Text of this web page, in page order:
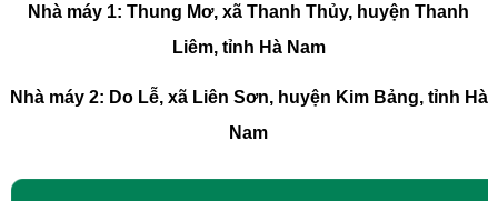
Nhà máy 1: Thung Mơ, xã Thanh Thủy, huyện Thanh
Liêm, tỉnh Hà Nam
Nhà máy 2: Do Lễ, xã Liên Sơn, huyện Kim Bảng, tỉnh Hà
Nam